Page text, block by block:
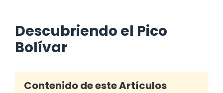
Descubriendo el Pico
Bolívar
Contenido de este Artículos